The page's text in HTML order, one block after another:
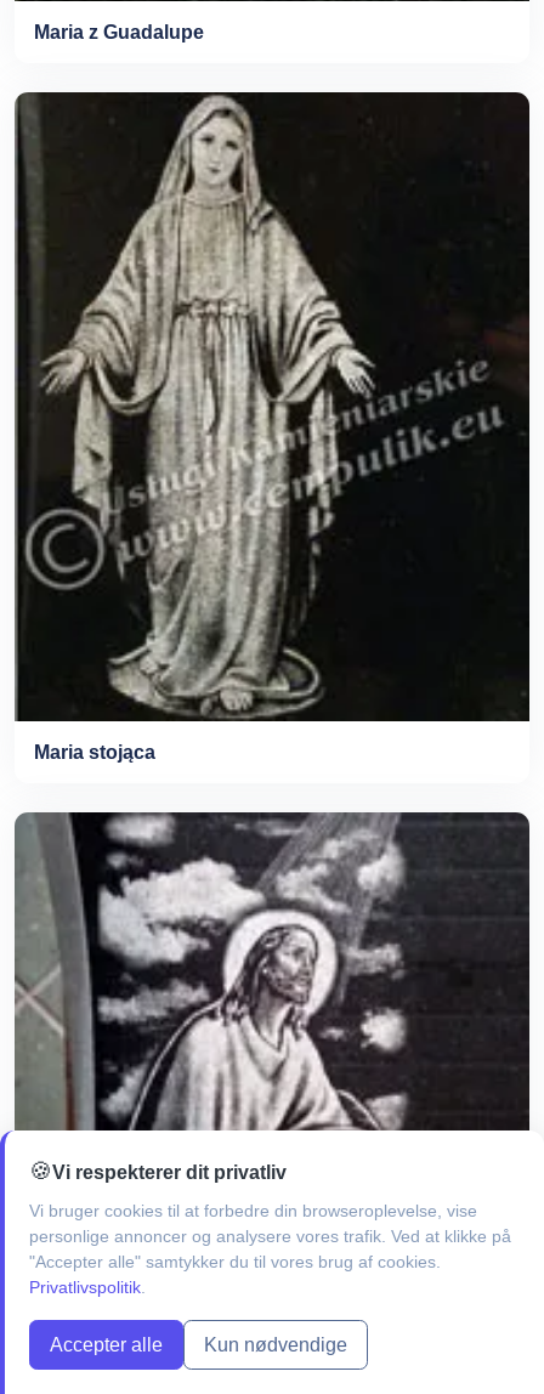
Maria z Guadalupe
Maria stojąca
🍪Vi respekterer dit privatliv
Vi bruger cookies til at forbedre din browseroplevelse, vise
personlige annoncer og analysere vores trafik. Ved at klikke på
"Accepter alle" samtykker du til vores brug af cookies.
Privatlivspolitik.
Accepter alle Kun nødvendige